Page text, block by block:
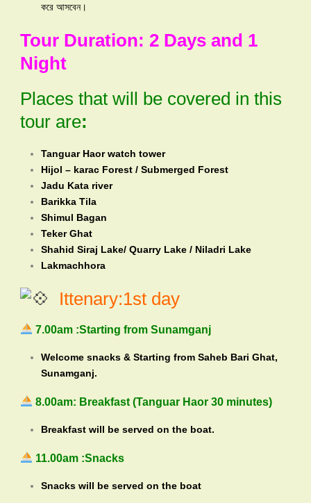
করে আসবেন।
Tour Duration: 2 Days and 1
Night
Places that will be covered in this
tour are:
Tanguar Haor watch tower
Hijol – karac Forest / Submerged Forest
Jadu Kata river
Barikka Tila
Shimul Bagan
Teker Ghat
Shahid Siraj Lake/ Quarry Lake / Niladri Lake
Lakmachhora
Ittenary:1st day
7.00am :Starting from Sunamganj
Welcome snacks & Starting from Saheb Bari Ghat,
Sunamganj.
8.00am: Breakfast (Tanguar Haor 30 minutes)
Breakfast will be served on the boat.
11.00am :Snacks
Snacks will be served on the boat